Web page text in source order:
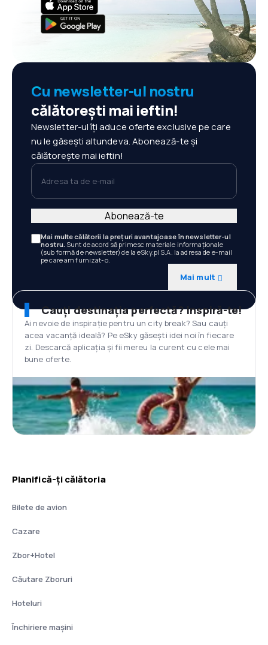
Cu newsletter-ul nostru
călătorești mai ieftin!
Newsletter-ul îți aduce oferte exclusive pe care
nu le găsești altundeva. Abonează-te și
călătorește mai ieftin!
Adresa ta de e-mail
Mai multe călătorii la prețuri avantajoase în newsletter-ul
nostru. Sunt de acord să primesc materiale informaționale
(sub formă de newsletter) de la eSky.pl S.A. la adresa de e-mail
pe care am furnizat-o.
Mai mult
Abonează-te
Cauți destinația perfectă? Inspiră-te!
Ai nevoie de inspirație pentru un city break? Sau cauți
acea vacanță ideală? Pe eSky găsești idei noi în fiecare
zi. Descarcă aplicația și fii mereu la curent cu cele mai
bune oferte.
Planifică-ți călătoria
Bilete de avion
Cazare
Zbor+Hotel
Căutare Zboruri
Hoteluri
Închiriere mașini